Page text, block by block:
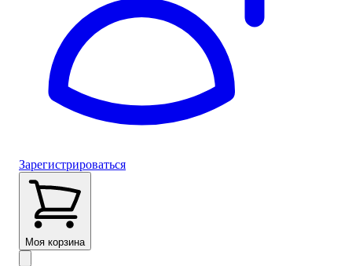
Зарегистрироваться
Моя корзина